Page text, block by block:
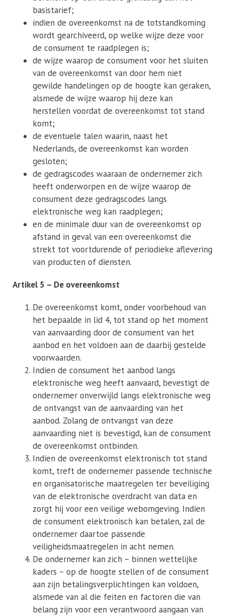
basistarief;
indien de overeenkomst na de totstandkoming
wordt gearchiveerd, op welke wijze deze voor
de consument te raadplegen is;
de wijze waarop de consument voor het sluiten
van de overeenkomst van door hem niet
gewilde handelingen op de hoogte kan geraken,
alsmede de wijze waarop hij deze kan
herstellen voordat de overeenkomst tot stand
komt;
de eventuele talen waarin, naast het
Nederlands, de overeenkomst kan worden
gesloten;
de gedragscodes waaraan de ondernemer zich
heeft onderworpen en de wijze waarop de
consument deze gedragscodes langs
elektronische weg kan raadplegen;
en de minimale duur van de overeenkomst op
afstand in geval van een overeenkomst die
strekt tot voortdurende of periodieke aflevering
van producten of diensten.
Artikel 5 – De overeenkomst
De overeenkomst komt, onder voorbehoud van
het bepaalde in lid 4, tot stand op het moment
van aanvaarding door de consument van het
aanbod en het voldoen aan de daarbij gestelde
voorwaarden.
Indien de consument het aanbod langs
elektronische weg heeft aanvaard, bevestigt de
ondernemer onverwijld langs elektronische weg
de ontvangst van de aanvaarding van het
aanbod. Zolang de ontvangst van deze
aanvaarding niet is bevestigd, kan de consument
de overeenkomst ontbinden.
Indien de overeenkomst elektronisch tot stand
komt, treft de ondernemer passende technische
en organisatorische maatregelen ter beveiliging
van de elektronische overdracht van data en
zorgt hij voor een veilige webomgeving. Indien
de consument elektronisch kan betalen, zal de
ondernemer daartoe passende
veiligheidsmaatregelen in acht nemen.
De ondernemer kan zich – binnen wettelijke
kaders – op de hoogte stellen of de consument
aan zijn betalingsverplichtingen kan voldoen,
alsmede van al die feiten en factoren die van
belang zijn voor een verantwoord aangaan van